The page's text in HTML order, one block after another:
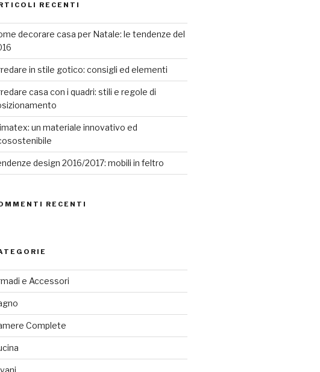
RECENTI
decorare casa per Natale: le tendenze del
in stile gotico: consigli ed elementi
casa con i quadri: stili e regole di
un materiale innovativo ed
design 2016/2017: mobili in feltro
RECENTI
e Accessori
Complete